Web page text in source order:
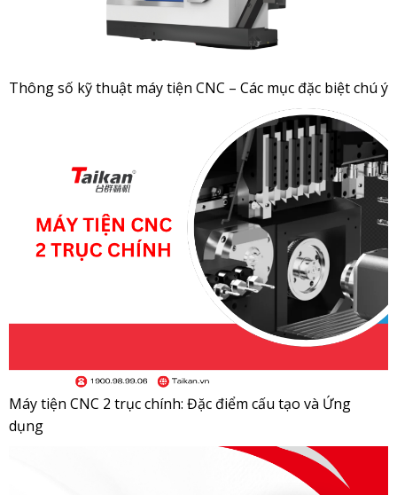
Thông số kỹ thuật máy tiện CNC – Các mục đặc biệt chú ý
Máy tiện CNC 2 trục chính: Đặc điểm cấu tạo và Ứng
dụng